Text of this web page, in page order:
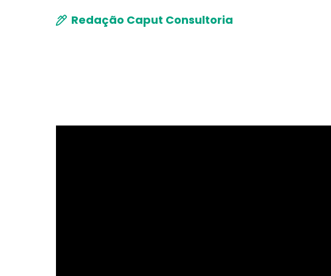
Redação Caput Consultoria